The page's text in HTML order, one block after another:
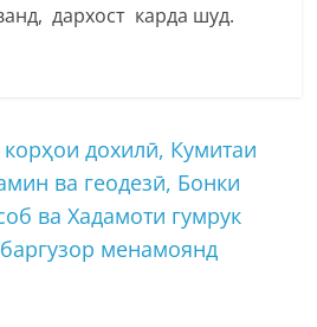
дархост карда шуд.
дохилӣ, Кумитаи
ва геодезӣ, Бонки
ва Хадамоти гумрук
менамоянд